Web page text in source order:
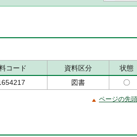
コード 資料区分
状態
図書 〇
ページの先